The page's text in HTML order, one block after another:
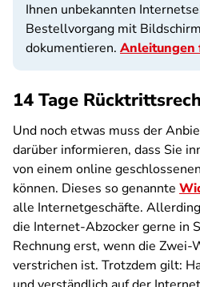
Ihnen unbekannten
Bestellvorgang mit
dokumentieren. Anleitungen
14 Tage
Und noch etwas muss der
darüber informieren, dass Sie
von einem online
können. Dieses so genannte
alle Internetgeschäfte.
die Internet-Abzocker gerne in
Rechnung erst, wenn die
verstrichen ist. Trotzdem gilt: